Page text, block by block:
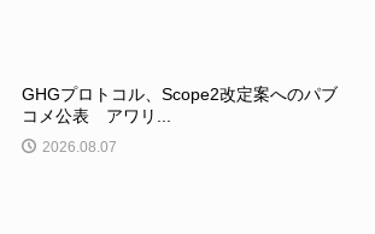
GHGプロトコル、Scope2改定案へのパブ
コメ公表 アワリ...
2026.08.07